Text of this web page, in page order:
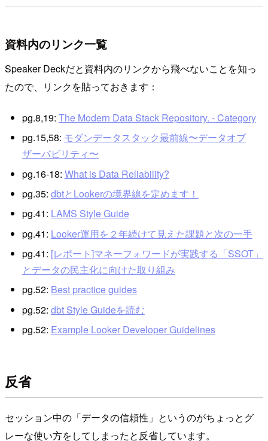
資料内のリンク一覧
Speaker Deckだと資料内のリンクから飛べないことを知っ
たので、リンクを貼っておきます：
pg.8,19: The Modern Data Stack Repository. - Category
pg.15,58: モダンデータスタック最前線〜データオブ
ザーバビリティ〜
pg.16-18: What is Data Reliability?
pg.35: dbtとLookerの境界線を定めます！
pg.41: LAMS Style Guide
pg.41: Looker運用を２年続けて見えた課題と次の一手
pg.41: [レポート]マネーフォワードが実践する「SSOT」
とデータの民主化に向けた取り組み
pg.52: Best practice guides
pg.52: dbt Style Guideを読む
pg.52: Example Looker Developer Guidelines
反省
セッション中の「データの信頼性」というのがちょっとグ
レーな使い方をしてしまったと反省しています。